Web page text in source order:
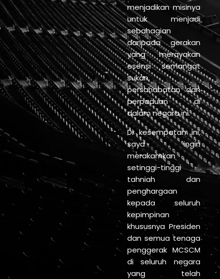
menjadikan misinya
untuk menjadi
sebahagian
daripada gerakan
yang merayakan
esensi semangat
sukan,
persahabatan dan
perpaduan di
dalam negara ini.
Di kesempatan ini,
saya ingin
merakamkan
setinggi-tinggi
tahniah dan
penghargaan
kepada seluruh
kepimpinan
khususnya Presiden
dan semua tenaga
penggerak MCSCM
di seluruh negara
yang telah